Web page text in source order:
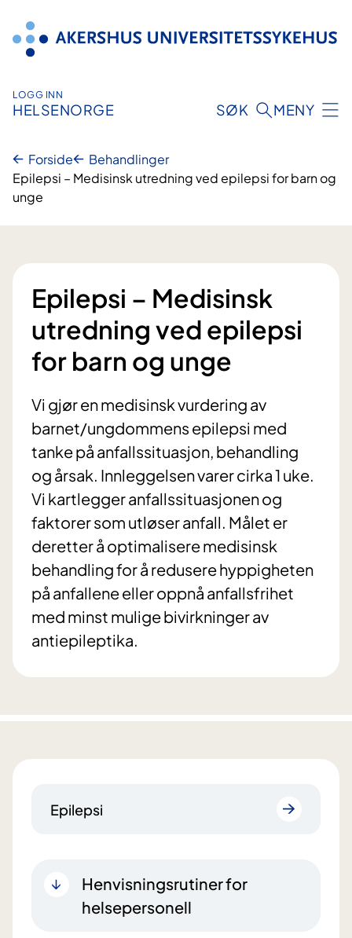
innhold
LOGG INN
HELSENORGE SØK MENY
Forside
Behandlinger
Epilepsi – Medisinsk utredning ved epilepsi for barn og
unge
Epilepsi – Medisinsk
utredning ved epilepsi
for barn og unge
Vi gjør en medisinsk vurdering av
barnet/ungdommens epilepsi med
tanke på anfallssituasjon, behandling
og årsak. Innleggelsen varer cirka 1 uke.
Vi kartlegger anfallssituasjonen og
faktorer som utløser anfall. Målet er
deretter å optimalisere medisinsk
behandling for å redusere hyppigheten
på anfallene eller oppnå anfallsfrihet
med minst mulige bivirkninger av
antiepileptika.
Epilepsi
Henvisningsrutiner for
helsepersonell